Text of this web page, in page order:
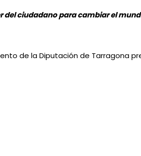
del ciudadano para cambiar el
de la Diputación de Tarragona